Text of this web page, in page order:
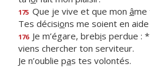
175 Que je vive et que mon âme
Tes décisions me soient en aide
176 Je m’égare, brebis perdue : *
viens chercher ton serviteur.
Je n’oublie pas tes volontés.